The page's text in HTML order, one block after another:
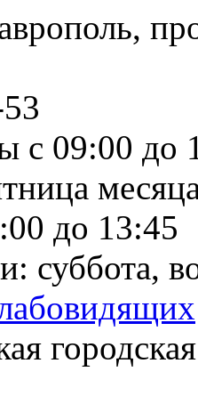
с 09:00 до
до 13:45
суббота,